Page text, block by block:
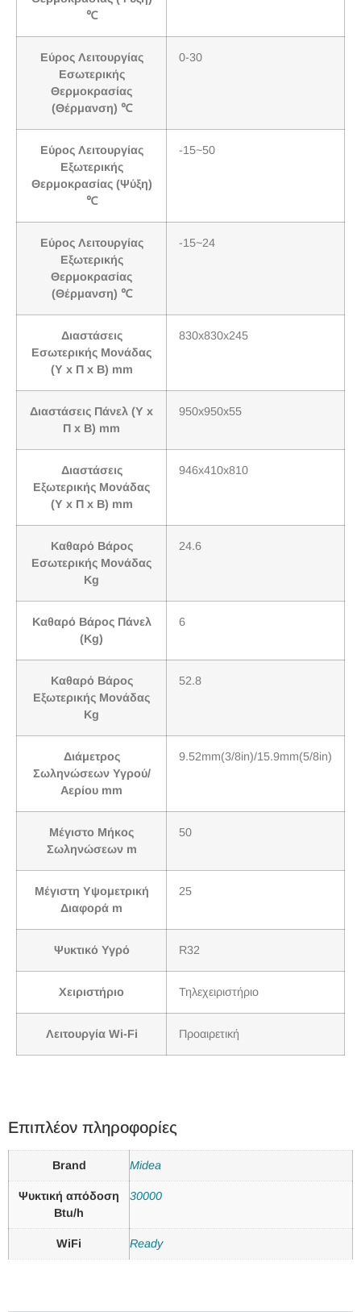
℃
Εύρος Λειτουργίας
Εσωτερικής
Θερμοκρασίας
(Θέρμανση) ℃
0-30
Εύρος Λειτουργίας
Εξωτερικής
Θερμοκρασίας (Ψύξη)
℃
-15~50
Εύρος Λειτουργίας
Εξωτερικής
Θερμοκρασίας
(Θέρμανση) ℃
-15~24
Διαστάσεις
Εσωτερικής Μονάδας
(Υ x Π x Β) mm
830x830x245
Διαστάσεις Πάνελ (Υ x
Π x Β) mm
950x950x55
Διαστάσεις
Εξωτερικής Μονάδας
(Υ x Π x Β) mm
946x410x810
Καθαρό Βάρος
Εσωτερικής Μονάδας
Kg
24.6
Καθαρό Βάρος Πάνελ
(Kg)
6
Καθαρό Βάρος
Εξωτερικής Μονάδας
Kg
52.8
Διάμετρος
Σωληνώσεων Υγρού/
Αερίου mm
9.52mm(3/8in)/15.9mm(5/8in)
Μέγιστο Μήκος
Σωληνώσεων m
50
Μέγιστη Υψομετρική
Διαφορά m
25
Ψυκτικό Υγρό R32
Χειριστήριο Τηλεχειριστήριο
Λειτουργία Wi-Fi Προαιρετική
Επιπλέον πληροφορίες
Brand Midea
Ψυκτική απόδοση
Btu/h
30000
WiFi Ready